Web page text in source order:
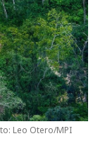
Leo Otero/MPI